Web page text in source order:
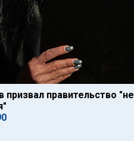
правительство